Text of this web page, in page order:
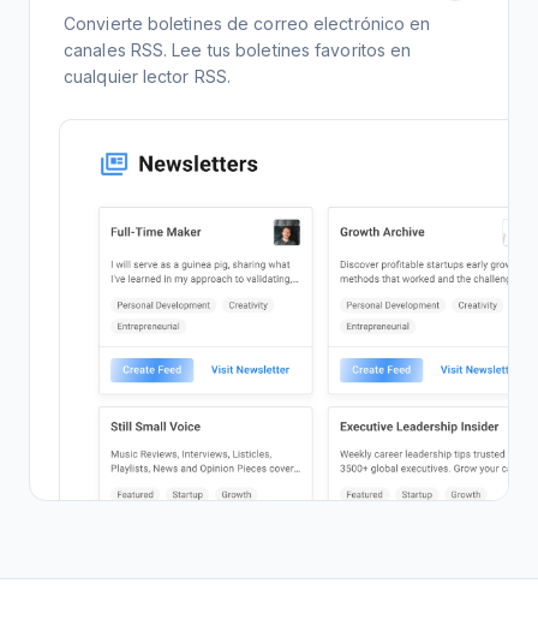
Convierte boletines de correo electrónico en
canales RSS. Lee tus boletines favoritos en
cualquier lector RSS.